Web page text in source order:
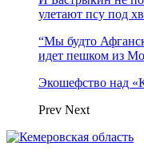
улетают псу под
“Мы будто
идет пешком из
Экошефство над
Prev Next